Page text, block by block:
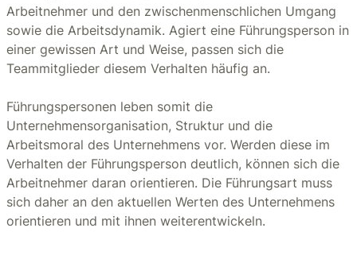
Arbeitnehmer und den zwischenmenschlichen Umgang
sowie die Arbeitsdynamik. Agiert eine Führungsperson in
einer gewissen Art und Weise, passen sich die
Teammitglieder diesem Verhalten häufig an.
Führungspersonen leben somit die
Unternehmensorganisation, Struktur und die
Arbeitsmoral des Unternehmens vor. Werden diese im
Verhalten der Führungsperson deutlich, können sich die
Arbeitnehmer daran orientieren. Die Führungsart muss
sich daher an den aktuellen Werten des Unternehmens
orientieren und mit ihnen weiterentwickeln.